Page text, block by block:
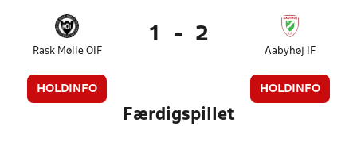
Rask Mølle OIF
HOLDINFO
1 - 2
Aabyhøj IF
HOLDINFO
Færdigspillet